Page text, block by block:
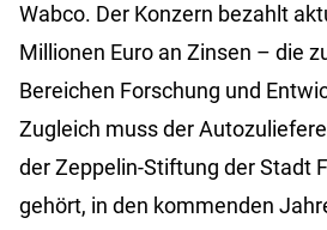
Wabco. Der Konzern bezahlt
Millionen Euro an Zinsen – die
Bereichen Forschung und
Zugleich muss der
der Zeppelin-Stiftung der Stadt
gehört, in den kommenden